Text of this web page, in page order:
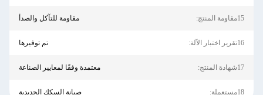
15مقاومة المنتج: مقاومة للتآكل والصدأ
16تقرير اختبار الآلة: تم توفيرها
17شهادة المنتج: معتمدة وفقًا لمعايير الصناعة
18مستعملة: صيانة السكك الحديدية